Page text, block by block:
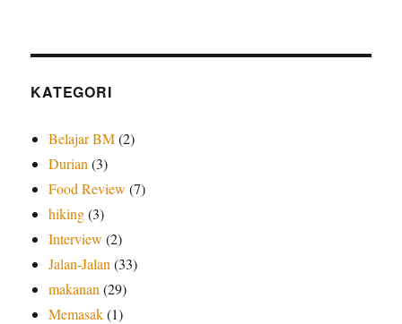
KATEGORI
Belajar BM(2)
Durian (3)
Food Review (7)
hiking(3)
Interview (2)
Jalan-Jalan (33)
makanan (29)
Memasak(1)